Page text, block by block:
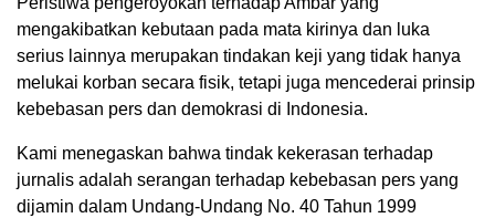
mengakibatkan kebutaan pada mata kirinya dan luka
serius lainnya merupakan tindakan keji yang tidak hanya
melukai korban secara fisik, tetapi juga mencederai prinsip
kebebasan pers dan demokrasi di Indonesia.
Kami menegaskan bahwa tindak kekerasan terhadap
jurnalis adalah serangan terhadap kebebasan pers yang
dijamin dalam Undang-Undang No. 40 Tahun 1999